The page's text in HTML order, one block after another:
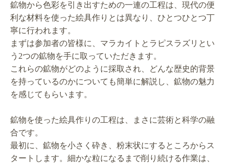
鉱物から色彩を引き出すための一連の工程は、現代の便
利な材料を使った絵具作りとは異なり、ひとつひとつ丁
寧に行われます。
まずは参加者の皆様に、マラカイトとラピスラズリとい
う2つの鉱物を手に取っていただきます。
これらの鉱物がどのように採取され、どんな歴史的背景
を持っているのかについても簡単に解説し、鉱物の魅力
を感じてもらいます。
鉱物を使った絵具作りの工程は、まさに芸術と科学の融
合です。
最初に、鉱物を小さく砕き、粉末状にするところからス
タートします。細かな粒になるまで削り続ける作業は、